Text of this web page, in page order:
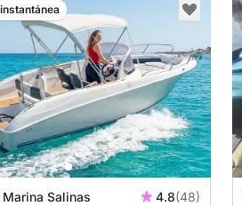
Salinas 4.8(48)